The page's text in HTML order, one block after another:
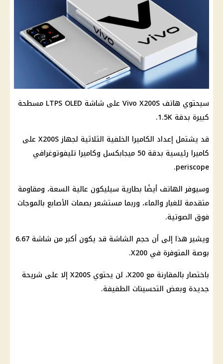
سيحتوي هاتف Vivo X200S على شاشة LTPS OLED مسطحة
كبيرة بدقة 1.5K.
قد يشتمل إعداد الكاميرا الخلفية الثلاثية لجهاز X200S على
كاميرا رئيسية بدقة 50 ميجابكسل وكاميرا تليفوتوغرافي
periscope.
وسيوفر الهاتف أيضًا بطارية سيليكون عالية السعة، ومقاومة
متقدمة للغبار والماء، وربما مستشعر بصمات الأصابع بالموجات
فوق الصوتية.
ويشير هذا إلى أن حجم الشاشة قد يكون أكبر من شاشة 6.67
بوصة المتوفرة في X200.
باختصار بالمقارنة مع X200، لن يحتوي X200S إلا على شريحة
جديدة وبعض التحسينات الطفيفة.